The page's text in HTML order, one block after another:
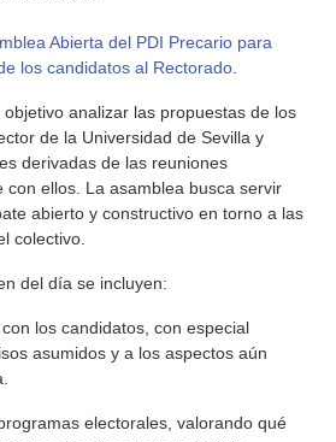
Abierta del PDI Precario para
los candidatos al Rectorado.
analizar las propuestas de los
de la Universidad de Sevilla y
derivadas de las reuniones
con ellos. La asamblea busca servir
abierto y constructivo en torno a las
colectivo.
del día se incluyen:
los candidatos, con especial
asumidos y a los aspectos aún
electorales, valorando qué